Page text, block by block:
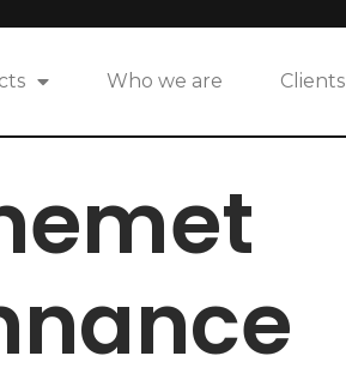
Who we are Clients